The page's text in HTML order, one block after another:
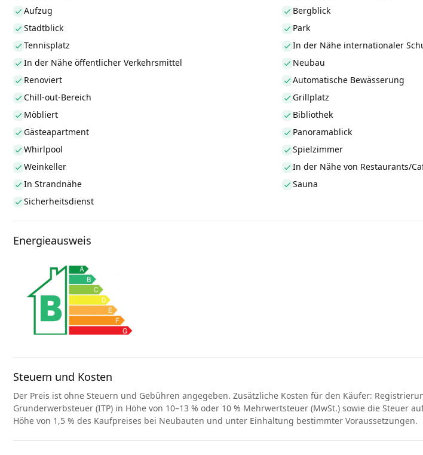
Aufzug
Bergblick
Stadtblick
Park
Tennisplatz
In der Nähe internationaler
In der Nähe öffentlicher Verkehrsmittel
Neubau
Renoviert
Automatische Bewässerung
Chill-out-Bereich
Grillplatz
Möbliert
Bibliothek
Gästeapartment
Panoramablick
Whirlpool
Spielzimmer
Weinkeller
In der Nähe von Restaurants/
In Strandnähe
Sauna
Sicherheitsdienst
Energieausweis
Steuern und Kosten
Der Preis ist ohne Steuern und Gebühren angegeben. Zusätzliche Kosten für den Käufer:
Grunderwerbsteuer (ITP) in Höhe von 10–13 % oder 10 % Mehrwertsteuer (MwSt.) sowie die Steuer
Höhe von 1,5 % des Kaufpreises bei Neubauten und unter Einhaltung bestimmter Voraussetzungen.